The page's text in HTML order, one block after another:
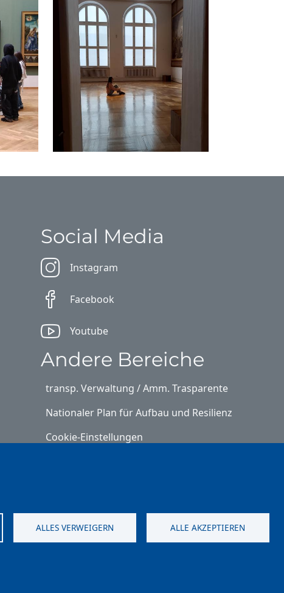
ALLES VERWEIGERN ALLE AKZEPTIEREN
Social Media
Instagram
Facebook
Youtube
Andere Bereiche
transp. Verwaltung / Amm. Trasparente
Nationaler Plan für Aufbau und Resilienz
Cookie-Einstellungen
⎋ Schulbibliothek
⎋ Sportnews von unserer Schule